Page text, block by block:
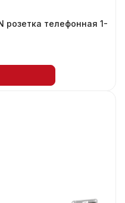
розетка телефонная 1-